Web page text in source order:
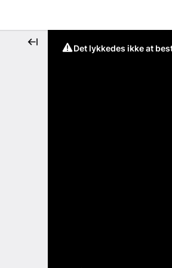
Det lykkedes ikke at